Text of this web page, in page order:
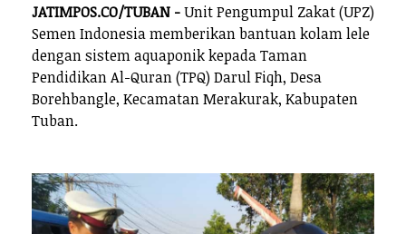
JATIMPOS.CO/TUBAN -Unit Pengumpul Zakat (UPZ)
Semen Indonesia memberikan bantuan kolam lele
dengan sistem aquaponik kepada Taman
Pendidikan Al-Quran (TPQ) Darul Fiqh, Desa
Borehbangle, Kecamatan Merakurak, Kabupaten
Tuban.